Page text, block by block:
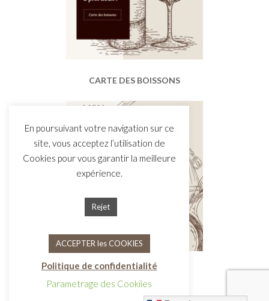
CARTE DES BOISSONS
Je valide ma commande
En poursuivant votre navigation sur ce
site, vous acceptez l’utilisation de
Cookies pour vous garantir la meilleure
expérience.
Rejet
ACCEPTER les COOKIES
Politique de confidentialité
Parametrage des Cookiies